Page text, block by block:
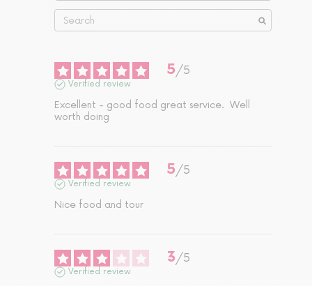
5/5
Verified review
Excellent - good food great service.  Well
worth doing
5/5
Verified review
Nice food and tour
3/5
Verified review